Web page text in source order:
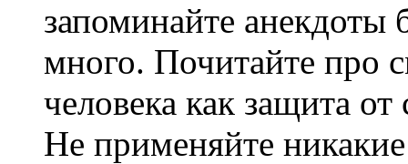
запоминайте анекдоты
много. Почитайте про
человека как защита
Не применяйте